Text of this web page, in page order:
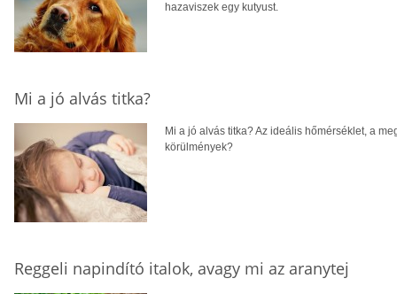
hazaviszek egy kutyust.
Mi a jó alvás titka?
Mi a jó alvás titka? Az ideális hőmérséklet, a
körülmények?
Reggeli napindító italok, avagy mi az aranytej